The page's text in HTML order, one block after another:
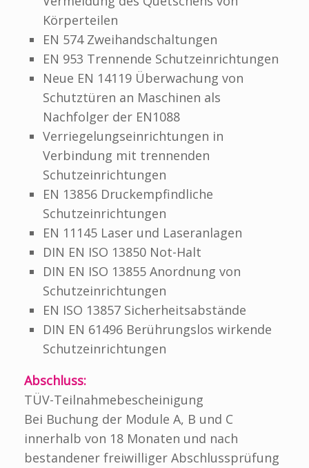
Körperteilen
EN 574 Zweihandschaltungen
EN 953 Trennende Schutzeinrichtungen
Neue EN 14119 Überwachung von
Schutztüren an Maschinen als
Nachfolger der EN1088
Verriegelungseinrichtungen in
Verbindung mit trennenden
Schutzeinrichtungen
EN 13856 Druckempfindliche
Schutzeinrichtungen
EN 11145 Laser und Laseranlagen
DIN EN ISO 13850 Not-Halt
DIN EN ISO 13855 Anordnung von
Schutzeinrichtungen
EN ISO 13857 Sicherheitsabstände
DIN EN 61496 Berührungslos wirkende
Schutzeinrichtungen
Abschluss:
TÜV-Teilnahmebescheinigung
Bei Buchung der Module A, B und C
innerhalb von 18 Monaten und nach
bestandener freiwilliger Abschlussprüfung